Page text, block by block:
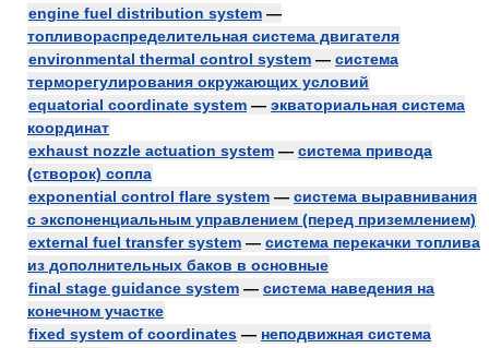
engine fuel distribution system —
топливораспределительная система двигателя
environmental thermal control system — система
терморегулирования окружающих условий
equatorial coordinate system — экваториальная система
координат
exhaust nozzle actuation system — система привода
(створок) сопла
exponential control flare system — система выравнивания
с экспоненциальным управлением (перед приземлением)
external fuel transfer system — система перекачки топлива
из дополнительных баков в основные
final stage guidance system — система наведения на
конечном участке
fixed system of coordinates — неподвижная система